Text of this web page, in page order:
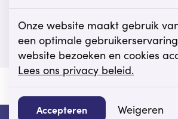
Viattence is gewaardeerd op
Nederland.
© Viattence Privacy Disclaimer
Onze website maakt gebruik
een optimale
website bezoeken en cookies
Lees ons privacy beleid.
Accepteren Weigeren